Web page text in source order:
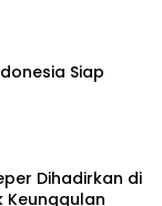
Siap
Dihadirkan di
Keunggulan